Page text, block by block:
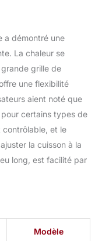
de 45
Nécessite
13 et un
ET GARANTIE
-
de
par
française
d'un suivi
et de 30
changer
a démontré une
La chaleur se
grille de
une flexibilité
aient noté que
certains types de
contrôlable, et le
la cuisson à la
long, est facilité par
Modèle